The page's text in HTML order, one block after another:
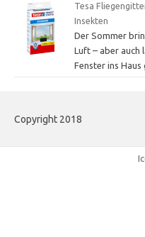
Tesa
Insekten
Der Sommer
Luft – aber auch
Fenster ins
Copyright 2018